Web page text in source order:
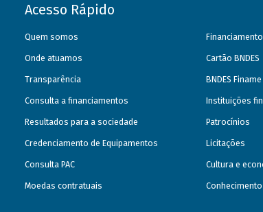
Acesso Rápido
Quem somos
Onde atuamos
Transparência
Consulta a financiamentos
Resultados para a sociedade
Credenciamento de Equipamentos
Consulta PAC
Moedas contratuais
Cartão BNDES
BNDES Finame
Instituições
Patrocínios
Licitações
Cultura e
Conhecimento